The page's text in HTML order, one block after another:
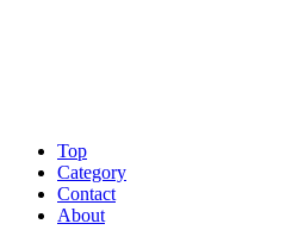
Top
Category
Contact
About